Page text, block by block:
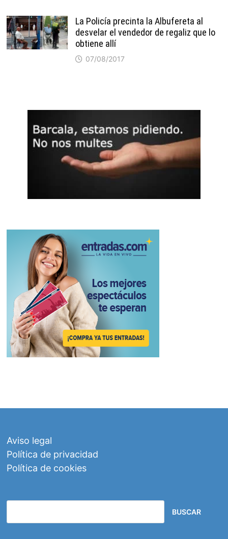
La Policía precinta la Albufereta al
desvelar el vendedor de regaliz que lo
obtiene allí
07/08/2017
Aviso legal
Política de privacidad
Política de cookies
BUSCAR